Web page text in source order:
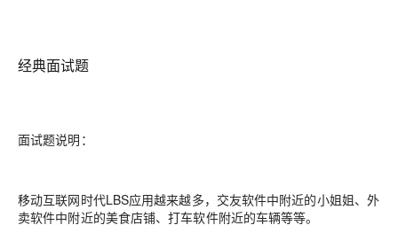
经典面试题
面试题说明：
移动互联网时代LBS应用越来越多，交友软件中附近的小姐姐、外
卖软件中附近的美食店铺、打车软件附近的车辆等等。